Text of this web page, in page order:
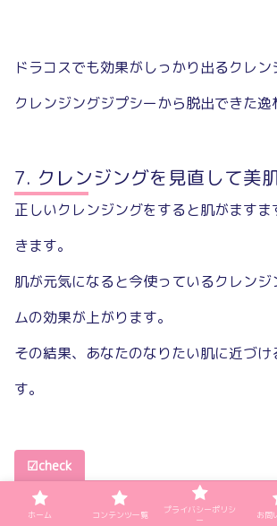
ドラコスでも効果がしっかり出るクレン
クレンジングジプシーから脱出できた逸
クレンジングを見直して美
正しいクレンジングをすると肌がます
きます。
肌が元気になると今使っているクレン
ムの効果が上がります。
その結果、あなたのなりたい肌に近づけ
す。
☑check
きちんと汚れを落とすためにクレン
ホーム コンテンツ一覧
プライバシーポリシ
ー
お問